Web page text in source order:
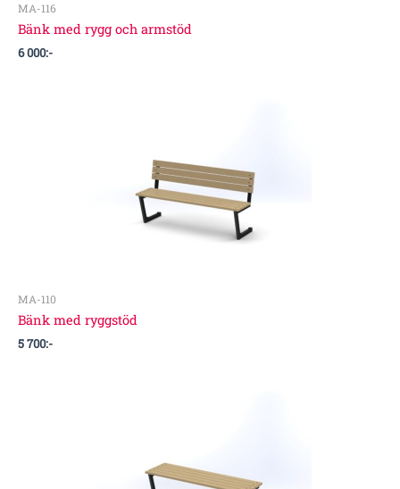
MA-116
Bänk med rygg och armstöd
6 000:-
MA-110
Bänk med ryggstöd
5 700:-